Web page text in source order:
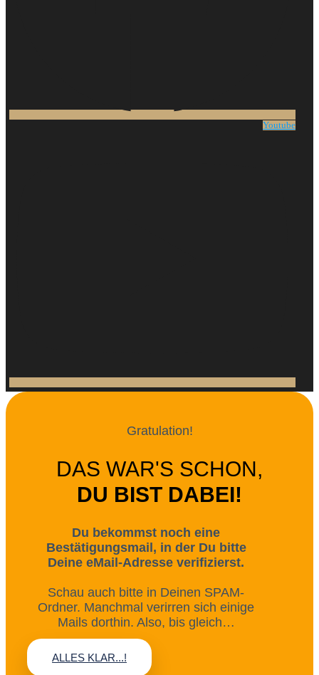
Youtube
Gratulation!
DAS WAR'S SCHON,
DU BIST DABEI!
Du bekommst noch eine
Bestätigungsmail, in der Du bitte
Deine eMail-Adresse verifizierst.
Schau auch bitte in Deinen SPAM-
Ordner. Manchmal verirren sich einige
Mails dorthin. Also, bis gleich…
ALLES KLAR...!